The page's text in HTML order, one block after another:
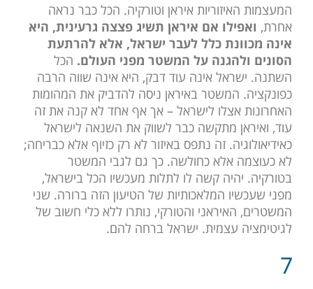
המעצמות האיזוריות איראן וטורקיה. הכל כבר נראה
אחרת, ואפילו אם איראן תשיג פצצה גרעינית, היא
אינה מכוונת כלל לעבר ישראל, אלא להרתעת
הסונים ולהגנה על המשטר מפני העולם. הכל
השתנה. ישראל אינה עוד דבק, היא אינה שווה הרבה
כפונקציה. המשטר באיראן ניסה להדביק את המהומות
האחרונות אצלו לישראל – אך אף אחד לא קנה את זה
עוד, ואיראן מתקשה כבר לשווק את השנאה לישראל
כאידיאולוגיה. זה נתפס באיזור לא רק כזיוף אלא כבריחה;
לא כעוצמה אלא כחולשה. כך גם לגבי המשטר
בטורקיה. יהיה קשה לו לתלות מעכשיו הכל בישראל,
מפני שעכשיו המלאכותיות של הטיעון הזה ברורה. שני
המשטרים, האיראני והטורקי, נותרו ללא כלי חשוב של
לגיטימציה עצמית. ישראל ברחה להם.
7